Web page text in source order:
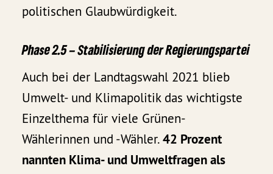
politischen Glaubwürdigkeit.
Phase 2.5 – Stabilisierung der Regierungspartei
Auch bei der Landtagswahl 2021 blieb
Umwelt- und Klimapolitik das wichtigste
Einzelthema für viele Grünen-
Wählerinnen und -Wähler.42 Prozent
nannten Klima- und Umweltfragen als